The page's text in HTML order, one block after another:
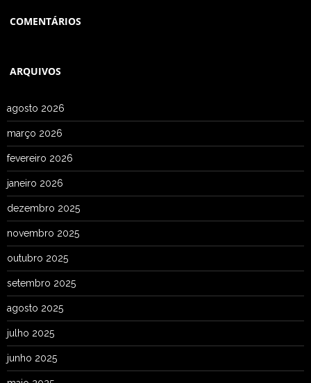
COMENTÁRIOS
ARQUIVOS
agosto 2026
março 2026
fevereiro 2026
janeiro 2026
dezembro 2025
novembro 2025
outubro 2025
setembro 2025
agosto 2025
julho 2025
junho 2025